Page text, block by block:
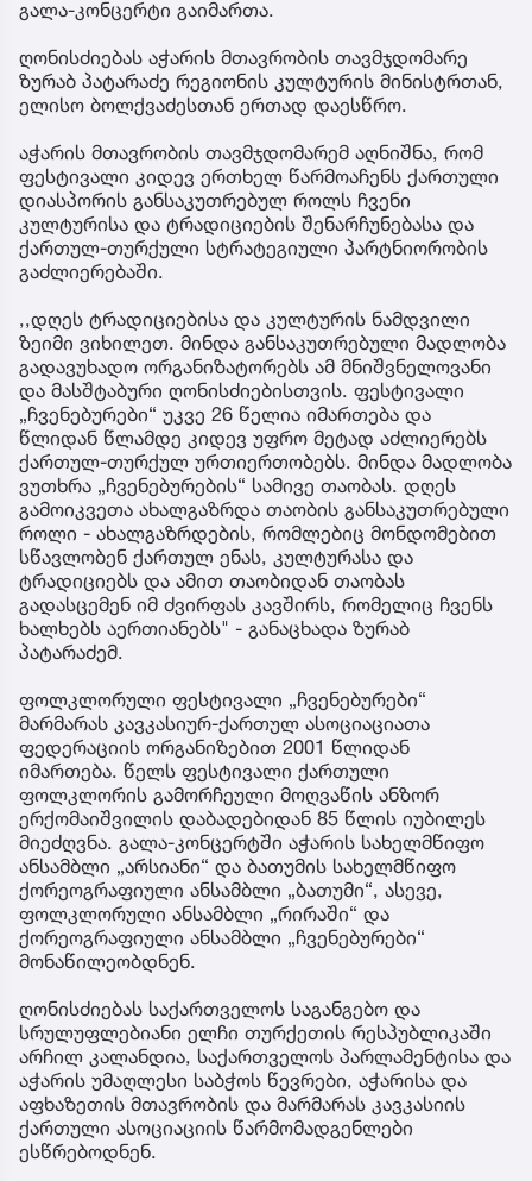
გალა-კონცერტი გაიმართა.
ღონისძიებას აჭარის მთავრობის თავმჯდომარე
ზურაბ პატარაძე რეგიონის კულტურის მინისტრთან,
ელისო ბოლქვაძესთან ერთად დაესწრო.
აჭარის მთავრობის თავმჯდომარემ აღნიშნა, რომ
ფესტივალი კიდევ ერთხელ წარმოაჩენს ქართული
დიასპორის განსაკუთრებულ როლს ჩვენი
კულტურისა და ტრადიციების შენარჩუნებასა და
ქართულ-თურქული სტრატეგიული პარტნიორობის
გაძლიერებაში.
,,დღეს ტრადიციებისა და კულტურის ნამდვილი
ზეიმი ვიხილეთ. მინდა განსაკუთრებული მადლობა
გადავუხადო ორგანიზატორებს ამ მნიშვნელოვანი
და მასშტაბური ღონისძიებისთვის. ფესტივალი
„ჩვენებურები“ უკვე 26 წელია იმართება და
წლიდან წლამდე კიდევ უფრო მეტად აძლიერებს
ქართულ-თურქულ ურთიერთობებს. მინდა მადლობა
ვუთხრა „ჩვენებურების“ სამივე თაობას. დღეს
გამოიკვეთა ახალგაზრდა თაობის განსაკუთრებული
როლი - ახალგაზრდების, რომლებიც მონდომებით
სწავლობენ ქართულ ენას, კულტურასა და
ტრადიციებს და ამით თაობიდან თაობას
გადასცემენ იმ ძვირფას კავშირს, რომელიც ჩვენს
ხალხებს აერთიანებს" - განაცხადა ზურაბ
პატარაძემ.
ფოლკლორული ფესტივალი „ჩვენებურები“
მარმარას კავკასიურ-ქართულ ასოციაციათა
ფედერაციის ორგანიზებით 2001 წლიდან
იმართება. წელს ფესტივალი ქართული
ფოლკლორის გამორჩეული მოღვაწის ანზორ
ერქომაიშვილის დაბადებიდან 85 წლის იუბილეს
მიეძღვნა. გალა-კონცერტში აჭარის სახელმწიფო
ანსამბლი „არსიანი“ და ბათუმის სახელმწიფო
ქორეოგრაფიული ანსამბლი „ბათუმი“, ასევე,
ფოლკლორული ანსამბლი „რირაში“ და
ქორეოგრაფიული ანსამბლი „ჩვენებურები“
მონაწილეობდნენ.
ღონისძიებას საქართველოს საგანგებო და
სრულუფლებიანი ელჩი თურქეთის რესპუბლიკაში
არჩილ კალანდია, საქართველოს პარლამენტისა და
აჭარის უმაღლესი საბჭოს წევრები, აჭარისა და
აფხაზეთის მთავრობის და მარმარას კავკასიის
ქართული ასოციაციის წარმომადგენლები
ესწრებოდნენ.